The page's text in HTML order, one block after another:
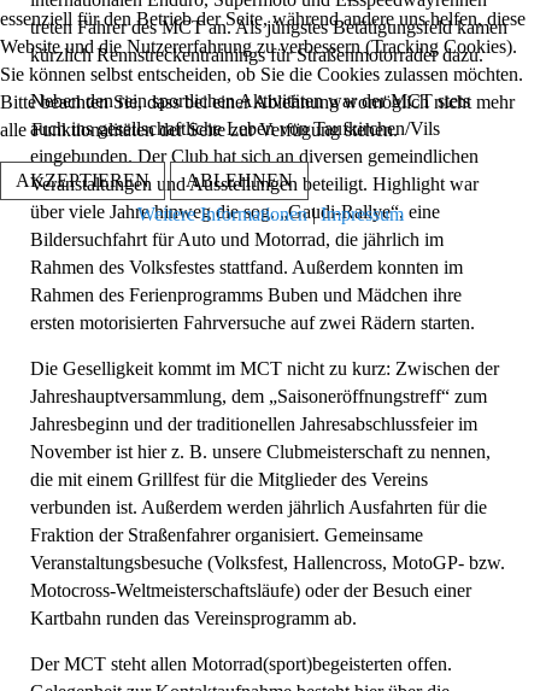
treten Fahrer des MCT an. Als jüngstes Betätigungsfeld kamen
kürzlich Rennstreckentrainings für Straßenmotorräder dazu.
Neben den rein sportlichen Aktivitäten war der MCT stets
auch ins gesellschaftliche Leben von Taufkirchen/Vils
eingebunden. Der Club hat sich an diversen gemeindlichen
Veranstaltungen und Ausstellungen beteiligt. Highlight war
über viele Jahre hinweg die sog. „Gaudi-Rallye“, eine
Bildersuchfahrt für Auto und Motorrad, die jährlich im
Rahmen des Volksfestes stattfand. Außerdem konnten im
Rahmen des Ferienprogramms Buben und Mädchen ihre
ersten motorisierten Fahrversuche auf zwei Rädern starten.
Die Geselligkeit kommt im MCT nicht zu kurz: Zwischen der
Jahreshauptversammlung, dem „Saisoneröffnungstreff“ zum
Jahresbeginn und der traditionellen Jahresabschlussfeier im
November ist hier z. B. unsere Clubmeisterschaft zu nennen,
die mit einem Grillfest für die Mitglieder des Vereins
verbunden ist. Außerdem werden jährlich Ausfahrten für die
Fraktion der Straßenfahrer organisiert. Gemeinsame
Veranstaltungsbesuche (Volksfest, Hallencross, MotoGP- bzw.
Motocross-Weltmeisterschaftsläufe) oder der Besuch einer
Kartbahn runden das Vereinsprogramm ab.
Der MCT steht allen Motorrad(sport)begeisterten offen.
essenziell für den Betrieb der Seite, während andere uns helfen, diese
Website und die Nutzererfahrung zu verbessern (Tracking Cookies).
Sie können selbst entscheiden, ob Sie die Cookies zulassen möchten.
Bitte beachten Sie, dass bei einer Ablehnung womöglich nicht mehr
alle Funktionalitäten der Seite zur Verfügung stehen.
AKZEPTIEREN
ABLEHNEN
Weitere Informationen|Impressum